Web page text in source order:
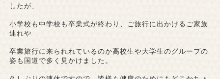
したが、
小学校も中学校も卒業式が終わり、ご旅行に出かけるご家族
連れや
卒業旅行に来られれているのか高校生や大学生のグループの
姿も国道で多く見かけました。